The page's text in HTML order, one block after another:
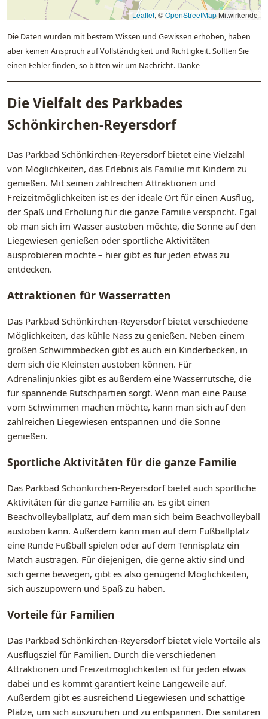
Leaflet, ©OpenStreetMapMitwirkende
Die Daten wurden mit bestem Wissen und Gewissen erhoben, haben
aber keinen Anspruch auf Vollständigkeit und Richtigkeit. Sollten Sie
einen Fehler finden, so bitten wir um Nachricht. Danke
Die Vielfalt des Parkbades
Schönkirchen-Reyersdorf
Das Parkbad Schönkirchen-Reyersdorf bietet eine Vielzahl
von Möglichkeiten, das Erlebnis als Familie mit Kindern zu
genießen. Mit seinen zahlreichen Attraktionen und
Freizeitmöglichkeiten ist es der ideale Ort für einen Ausflug,
der Spaß und Erholung für die ganze Familie verspricht. Egal
ob man sich im Wasser austoben möchte, die Sonne auf den
Liegewiesen genießen oder sportliche Aktivitäten
ausprobieren möchte – hier gibt es für jeden etwas zu
entdecken.
Attraktionen für Wasserratten
Das Parkbad Schönkirchen-Reyersdorf bietet verschiedene
Möglichkeiten, das kühle Nass zu genießen. Neben einem
großen Schwimmbecken gibt es auch ein Kinderbecken, in
dem sich die Kleinsten austoben können. Für
Adrenalinjunkies gibt es außerdem eine Wasserrutsche, die
für spannende Rutschpartien sorgt. Wenn man eine Pause
vom Schwimmen machen möchte, kann man sich auf den
zahlreichen Liegewiesen entspannen und die Sonne
genießen.
Sportliche Aktivitäten für die ganze Familie
Das Parkbad Schönkirchen-Reyersdorf bietet auch sportliche
Aktivitäten für die ganze Familie an. Es gibt einen
Beachvolleyballplatz, auf dem man sich beim Beachvolleyball
austoben kann. Außerdem kann man auf dem Fußballplatz
eine Runde Fußball spielen oder auf dem Tennisplatz ein
Match austragen. Für diejenigen, die gerne aktiv sind und
sich gerne bewegen, gibt es also genügend Möglichkeiten,
sich auszupowern und Spaß zu haben.
Vorteile für Familien
Das Parkbad Schönkirchen-Reyersdorf bietet viele Vorteile als
Ausflugsziel für Familien. Durch die verschiedenen
Attraktionen und Freizeitmöglichkeiten ist für jeden etwas
dabei und es kommt garantiert keine Langeweile auf.
Außerdem gibt es ausreichend Liegewiesen und schattige
Plätze, um sich auszuruhen und zu entspannen. Die sanitären